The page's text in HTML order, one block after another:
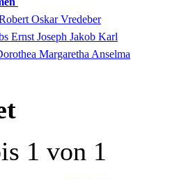
Oskar Vredeber
Ernst Joseph Jakob Karl
Margaretha Anselma
1 von 1